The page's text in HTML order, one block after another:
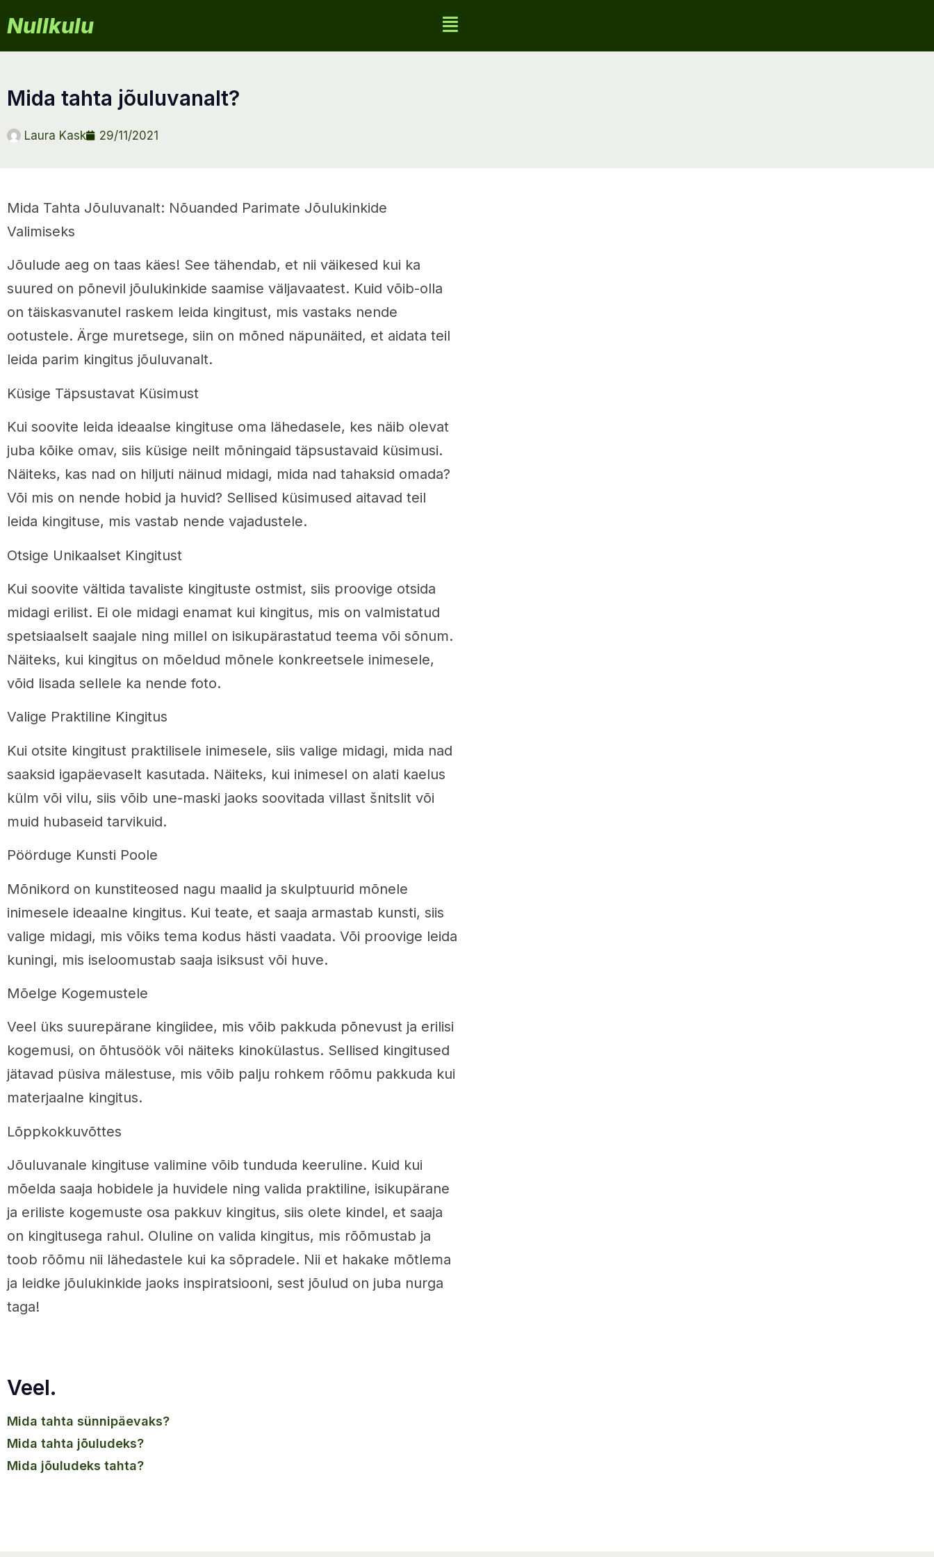
Nullkulu
mida tahta jõuluvanalt?
Laura Kask 29/11/2021
Mida Tahta Jõuluvanalt: Nõuanded Parimate Jõulukinkide
Valimiseks
Jõulude aeg on taas käes! See tähendab, et nii väikesed kui ka
suured on põnevil jõulukinkide saamise väljavaatest. Kuid võib-olla
on täiskasvanutel raskem leida kingitust, mis vastaks nende
ootustele. Ärge muretsege, siin on mõned näpunäited, et aidata teil
leida parim kingitus jõuluvanalt.
Küsige Täpsustavat Küsimust
Kui soovite leida ideaalse kingituse oma lähedasele, kes näib olevat
juba kõike omav, siis küsige neilt mõningaid täpsustavaid küsimusi.
Näiteks, kas nad on hiljuti näinud midagi, mida nad tahaksid omada?
Või mis on nende hobid ja huvid? Sellised küsimused aitavad teil
leida kingituse, mis vastab nende vajadustele.
Otsige Unikaalset Kingitust
Kui soovite vältida tavaliste kingituste ostmist, siis proovige otsida
midagi erilist. Ei ole midagi enamat kui kingitus, mis on valmistatud
spetsiaalselt saajale ning millel on isikupärastatud teema või sõnum.
Näiteks, kui kingitus on mõeldud mõnele konkreetsele inimesele,
võid lisada sellele ka nende foto.
Valige Praktiline Kingitus
Kui otsite kingitust praktilisele inimesele, siis valige midagi, mida nad
saaksid igapäevaselt kasutada. Näiteks, kui inimesel on alati kaelus
külm või vilu, siis võib une-maski jaoks soovitada villast šnitslit või
muid hubaseid tarvikuid.
Pöörduge Kunsti Poole
Mõnikord on kunstiteosed nagu maalid ja skulptuurid mõnele
inimesele ideaalne kingitus. Kui teate, et saaja armastab kunsti, siis
valige midagi, mis võiks tema kodus hästi vaadata. Või proovige leida
kuningi, mis iseloomustab saaja isiksust või huve.
Mõelge Kogemustele
Veel üks suurepärane kingiidee, mis võib pakkuda põnevust ja erilisi
kogemusi, on õhtusöök või näiteks kinokülastus. Sellised kingitused
jätavad püsiva mälestuse, mis võib palju rohkem rõõmu pakkuda kui
materjaalne kingitus.
Lõppkokkuvõttes
Jõuluvanale kingituse valimine võib tunduda keeruline. Kuid kui
mõelda saaja hobidele ja huvidele ning valida praktiline, isikupärane
ja eriliste kogemuste osa pakkuv kingitus, siis olete kindel, et saaja
on kingitusega rahul. Oluline on valida kingitus, mis rõõmustab ja
toob rõõmu nii lähedastele kui ka sõpradele. Nii et hakake mõtlema
ja leidke jõulukinkide jaoks inspiratsiooni, sest jõulud on juba nurga
taga!
Veel.
mida tahta sünnipäevaks?
mida tahta jõuludeks?
mida jõuludeks tahta?